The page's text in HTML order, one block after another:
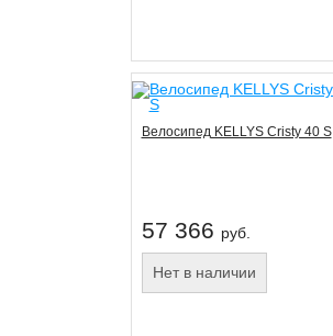
Велосипед KELLYS Cristy 40 S
57 366 руб.
Нет в наличии